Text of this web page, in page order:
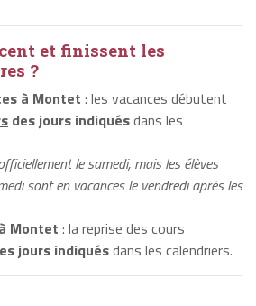
et finissent les
?
à Montet : les vacances débutent
des jours indiquésdans les
le samedi, mais les élèves
sont en vacances le vendredi après les
Montet : la reprise des cours
jours indiquésdans les calendriers.